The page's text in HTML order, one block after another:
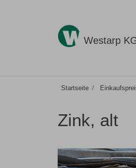
Westarp
Startseite
Zink, alt